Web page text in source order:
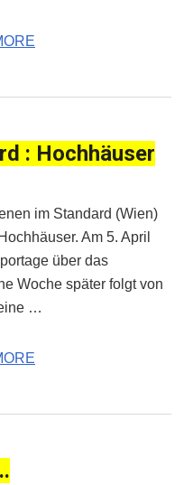
: Hochhäuser
im Standard (Wien)
Am 5. April
über das
Woche später folgt von
…